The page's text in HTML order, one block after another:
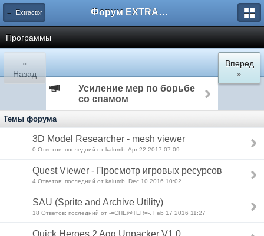
← Extractor Форум EXTRACTOR.ru
Программы
«
Назад
Вперед
»
Усиление мер по борьбе
со спамом
Темы форума
3D Model Researcher - mesh viewer
0 Ответов: последний от kalumb, Apr 22 2017 07:09
Quest Viewer - Просмотр игровых ресурсов
4 Ответов: последний от kalumb, Dec 10 2016 10:02
SAU (Sprite and Archive Utility)
18 Ответов: последний от -=CHE@TER=-, Feb 17 2016 11:27
Quick Heroes 2 Agg Unpacker V1.0